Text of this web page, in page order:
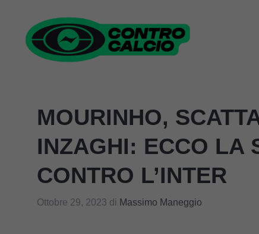
contenuto
MOURINHO,
INZAGHI: ECCO LA
CONTRO L’INTER
Ottobre 29, 2023 di Massimo Maneggio